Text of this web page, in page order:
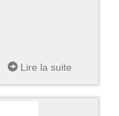
Lire la suite